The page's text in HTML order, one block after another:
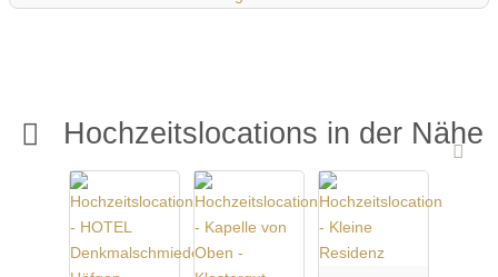
Hochzeitslocations in der Nähe